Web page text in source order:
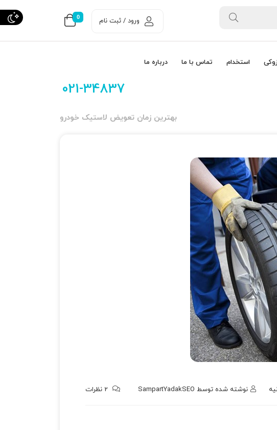
0 ورود / ثبت نام
استخدام تماس با ما درباره ما
021-34837
بهترین زمان تعویض لاستیک خودرو
نظرات نوشته شده توسط SampartYadakSEO